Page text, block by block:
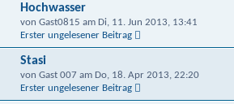
Hochwasser
von Gast0815 am Di, 11. Jun 2013, 13:41
Erster ungelesener Beitrag
Stasi
von Gast 007 am Do, 18. Apr 2013, 22:20
Erster ungelesener Beitrag